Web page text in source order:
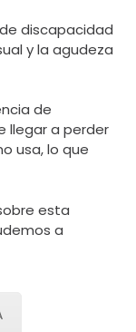
discapacidad
y la agudeza
de
llegar a perder
usa, lo que
esta
a